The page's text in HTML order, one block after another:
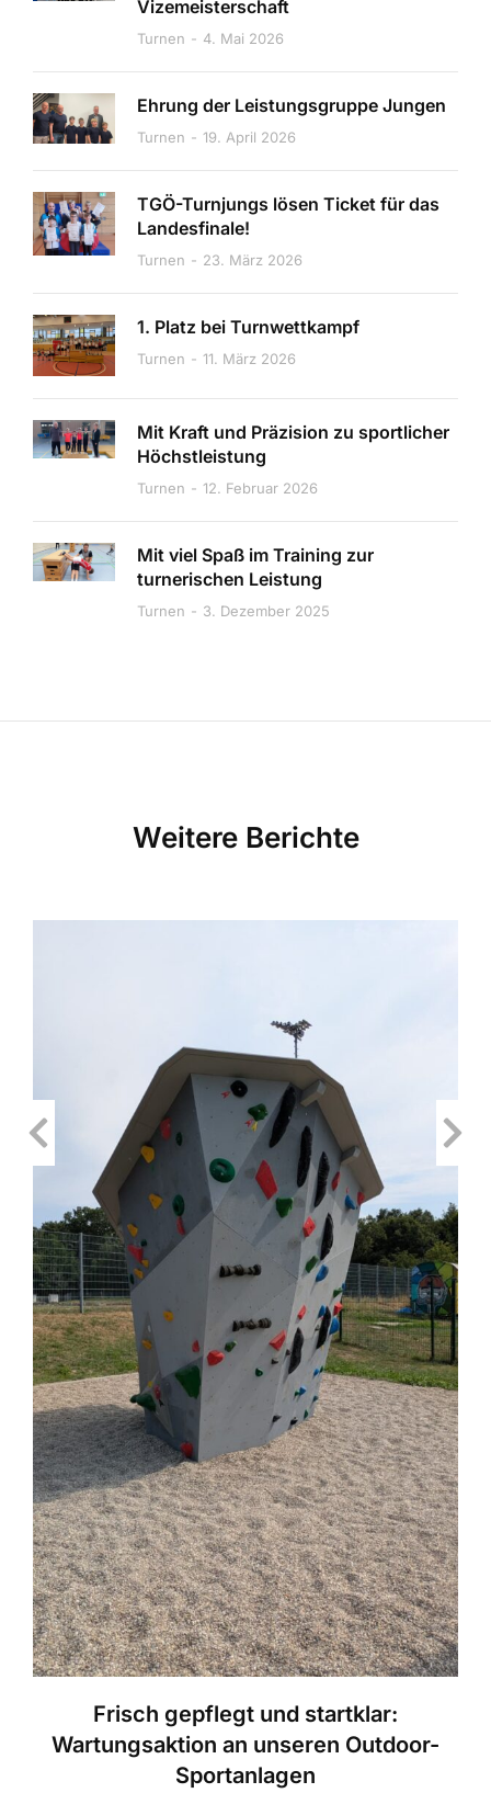
Vizemeisterschaft
Turnen 4. Mai 2026
Ehrung der Leistungsgruppe Jungen
Turnen 19. April 2026
TGÖ-Turnjungs lösen Ticket für das
Landesfinale!
Turnen 23. März 2026
1. Platz bei Turnwettkampf
Turnen 11. März 2026
Mit Kraft und Präzision zu sportlicher
Höchstleistung
Turnen 12. Februar 2026
Mit viel Spaß im Training zur
turnerischen Leistung
Turnen 3. Dezember 2025
Weitere Berichte
Frisch gepflegt und startklar:
Wartungsaktion an unseren Outdoor-
Sportanlagen